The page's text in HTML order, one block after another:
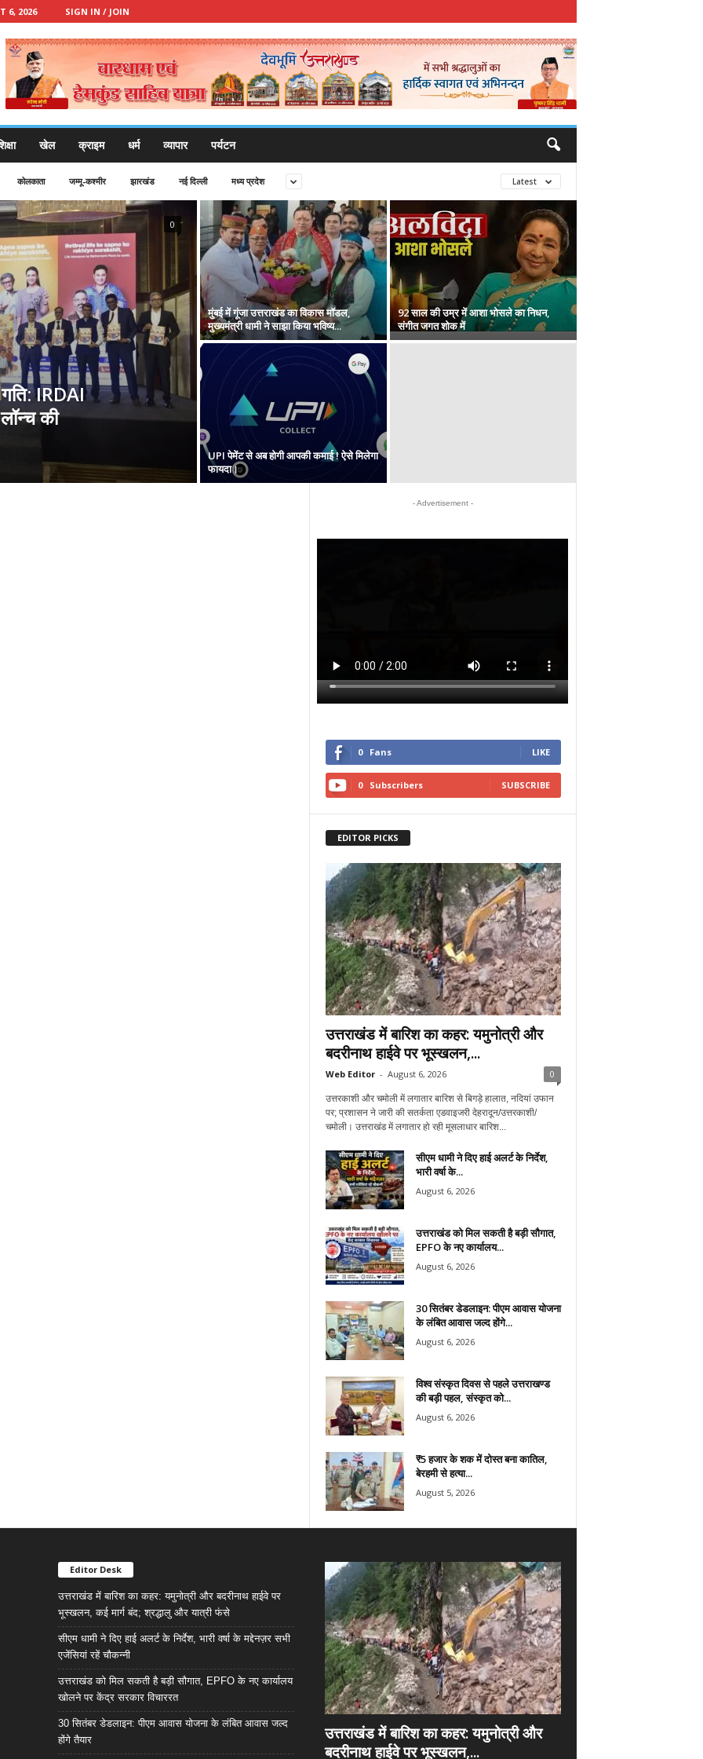
6, 2026 SIGN IN / JOIN
खेल क्राइम धर्म व्यापार पर्यटन
कोलकाता जम्मू-कश्मीर झारखंड नई दिल्ली मध्य प्रदेश Latest
IRDAI
की
0
मुंबई में गूंजा उत्तराखंड का विकास मॉडल,
मुख्यमंत्री धामी ने साझा किया भविष्य...
92 साल की उम्र में आशा भोसले का निधन,
संगीत जगत शोक में
UPI पेमेंट से अब होगी आपकी कमाई ! ऐसे मिलेगा
फायदा।
- Advertisement -
0 Fans LIKE
0 Subscribers SUBSCRIBE
EDITOR PICKS
उत्तराखंड में बारिश का कहर: यमुनोत्री और
बदरीनाथ हाईवे पर भूस्खलन,...
Web Editor - August 6, 2026 0
उत्तरकाशी और चमोली में लगातार बारिश से बिगड़े हालात, नदियां उफान
पर; प्रशासन ने जारी की सतर्कता एडवाइजरी देहरादून/उत्तरकाशी/
चमोली। उत्तराखंड में लगातार हो रही मूसलाधार बारिश...
सीएम धामी ने दिए हाई अलर्ट के निर्देश,
भारी वर्षा के...
August 6, 2026
उत्तराखंड को मिल सकती है बड़ी सौगात,
EPFO के नए कार्यालय...
August 6, 2026
30 सितंबर डेडलाइन: पीएम आवास योजना
के लंबित आवास जल्द होंगे...
August 6, 2026
विश्व संस्कृत दिवस से पहले उत्तराखण्ड
की बड़ी पहल, संस्कृत को...
August 6, 2026
₹5 हजार के शक में दोस्त बना कातिल,
बेरहमी से हत्या...
August 5, 2026
Editor Desk
उत्तराखंड में बारिश का कहर: यमुनोत्री और बदरीनाथ हाईवे पर
भूस्खलन, कई मार्ग बंद; श्रद्धालु और यात्री फंसे
सीएम धामी ने दिए हाई अलर्ट के निर्देश, भारी वर्षा के मद्देनज़र सभी
एजेंसियां रहें चौकन्नी
उत्तराखंड को मिल सकती है बड़ी सौगात, EPFO के नए कार्यालय
खोलने पर केंद्र सरकार विचाररत
30 सितंबर डेडलाइन: पीएम आवास योजना के लंबित आवास जल्द
होंगे तैयार
उत्तराखंड में बारिश का कहर: यमुनोत्री और
बदरीनाथ हाईवे पर भूस्खलन,...